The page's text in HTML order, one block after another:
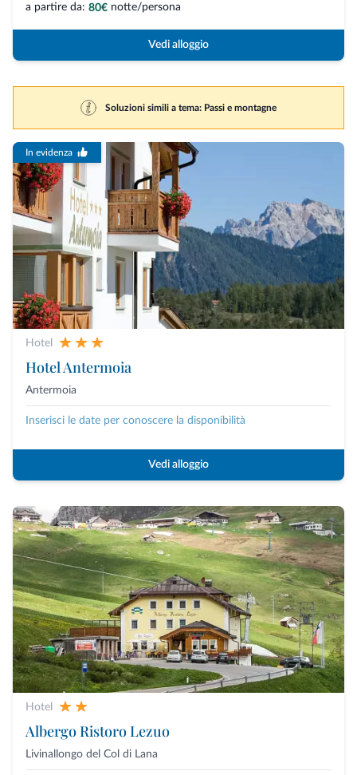
a partire da: 80€ notte/persona
Vedi alloggio
Soluzioni simili a tema: Passi e montagne
In evidenza
Hotel
Hotel Antermoia
Antermoia
Inserisci le date per conoscere la disponibilità
Vedi alloggio
Hotel
Albergo Ristoro Lezuo
Livinallongo del Col di Lana